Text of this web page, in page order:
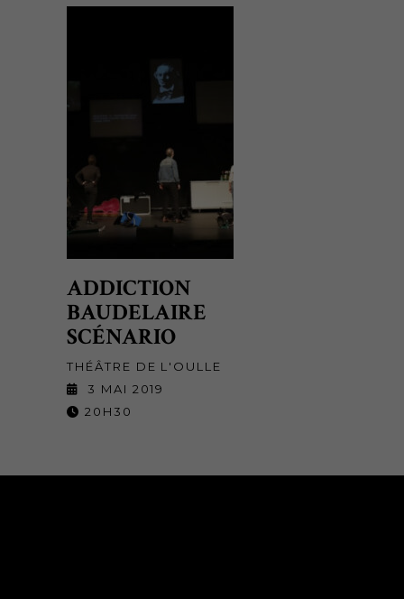
ADDICTION
BAUDELAIRE
SCÉNARIO
THÉÂTRE DE L'OULLE
3 MAI 2019
20H30